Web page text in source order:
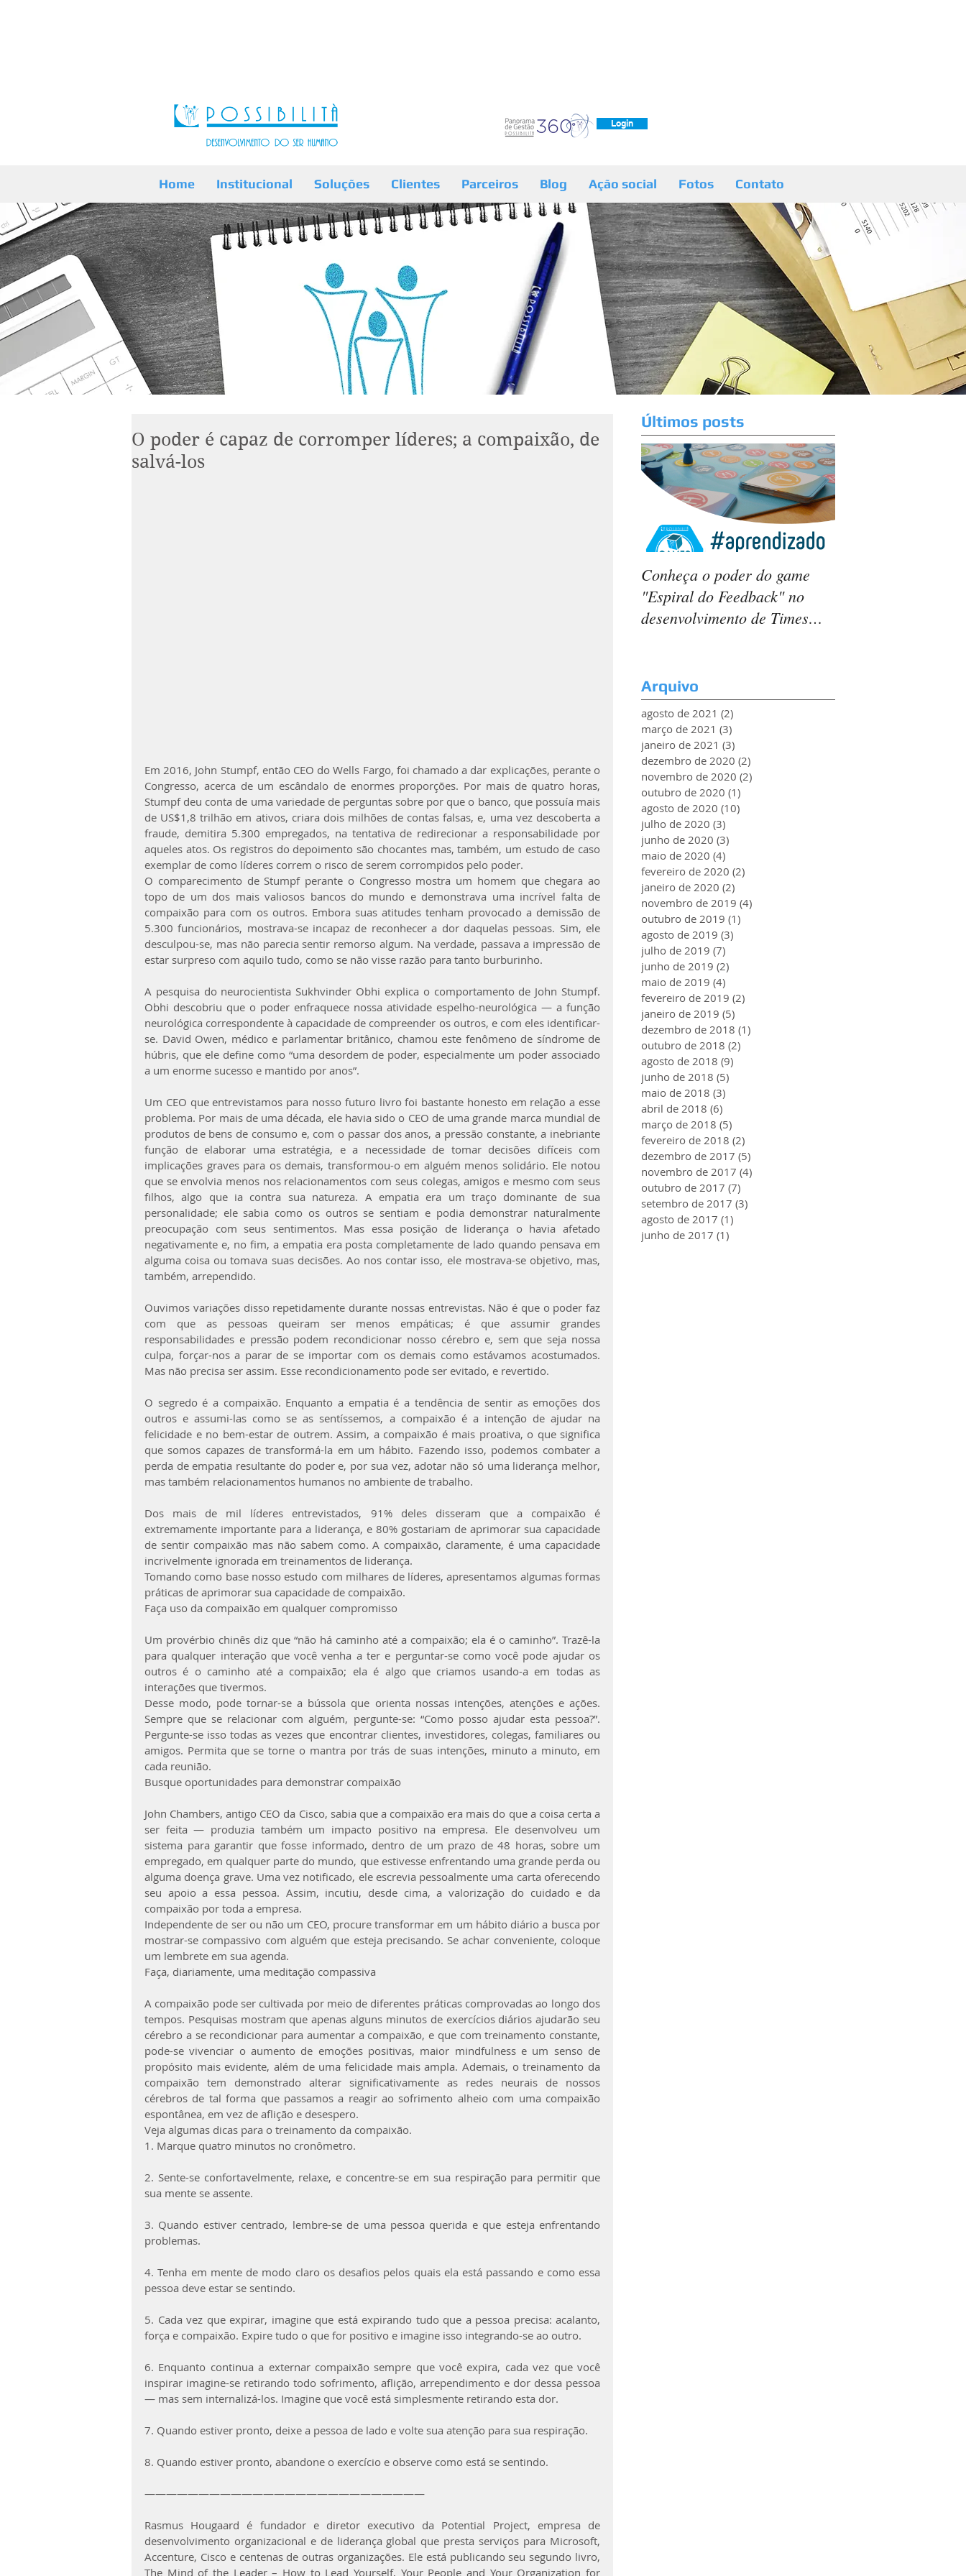
Login
Home Institucional Soluções Clientes Parceiros Blog Ação social Fotos Contato
O poder é capaz de corromper líderes; a compaixão, de
salvá-los
Em 2016, John Stumpf, então CEO do Wells Fargo, foi chamado a dar explicações, perante o
Congresso, acerca de um escândalo de enormes proporções. Por mais de quatro horas,
Stumpf deu conta de uma variedade de perguntas sobre por que o banco, que possuía mais
de US$1,8 trilhão em ativos, criara dois milhões de contas falsas, e, uma vez descoberta a
fraude, demitira 5.300 empregados, na tentativa de redirecionar a responsabilidade por
aqueles atos. Os registros do depoimento são chocantes mas, também, um estudo de caso
exemplar de como líderes correm o risco de serem corrompidos pelo poder.
O comparecimento de Stumpf perante o Congresso mostra um homem que chegara ao
topo de um dos mais valiosos bancos do mundo e demonstrava uma incrível falta de
compaixão para com os outros. Embora suas atitudes tenham provocado a demissão de
5.300 funcionários, mostrava-se incapaz de reconhecer a dor daquelas pessoas. Sim, ele
desculpou-se, mas não parecia sentir remorso algum. Na verdade, passava a impressão de
estar surpreso com aquilo tudo, como se não visse razão para tanto burburinho.
A pesquisa do neurocientista Sukhvinder Obhi explica o comportamento de John Stumpf.
Obhi descobriu que o poder enfraquece nossa atividade espelho-neurológica — a função
neurológica correspondente à capacidade de compreender os outros, e com eles identificar-
se. David Owen, médico e parlamentar britânico, chamou este fenômeno de síndrome de
húbris, que ele define como “uma desordem de poder, especialmente um poder associado
a um enorme sucesso e mantido por anos”.
Um CEO que entrevistamos para nosso futuro livro foi bastante honesto em relação a esse
problema. Por mais de uma década, ele havia sido o CEO de uma grande marca mundial de
produtos de bens de consumo e, com o passar dos anos, a pressão constante, a inebriante
função de elaborar uma estratégia, e a necessidade de tomar decisões difíceis com
implicações graves para os demais, transformou-o em alguém menos solidário. Ele notou
que se envolvia menos nos relacionamentos com seus colegas, amigos e mesmo com seus
filhos, algo que ia contra sua natureza. A empatia era um traço dominante de sua
personalidade; ele sabia como os outros se sentiam e podia demonstrar naturalmente
preocupação com seus sentimentos. Mas essa posição de liderança o havia afetado
negativamente e, no fim, a empatia era posta completamente de lado quando pensava em
alguma coisa ou tomava suas decisões. Ao nos contar isso, ele mostrava-se objetivo, mas,
também, arrependido.
Ouvimos variações disso repetidamente durante nossas entrevistas. Não é que o poder faz
com que as pessoas queiram ser menos empáticas; é que assumir grandes
responsabilidades e pressão podem recondicionar nosso cérebro e, sem que seja nossa
culpa, forçar-nos a parar de se importar com os demais como estávamos acostumados.
Mas não precisa ser assim. Esse recondicionamento pode ser evitado, e revertido.
O segredo é a compaixão. Enquanto a empatia é a tendência de sentir as emoções dos
outros e assumi-las como se as sentíssemos, a compaixão é a intenção de ajudar na
felicidade e no bem-estar de outrem. Assim, a compaixão é mais proativa, o que significa
que somos capazes de transformá-la em um hábito. Fazendo isso, podemos combater a
perda de empatia resultante do poder e, por sua vez, adotar não só uma liderança melhor,
mas também relacionamentos humanos no ambiente de trabalho.
Dos mais de mil líderes entrevistados, 91% deles disseram que a compaixão é
extremamente importante para a liderança, e 80% gostariam de aprimorar sua capacidade
de sentir compaixão mas não sabem como. A compaixão, claramente, é uma capacidade
incrivelmente ignorada em treinamentos de liderança.
Tomando como base nosso estudo com milhares de líderes, apresentamos algumas formas
práticas de aprimorar sua capacidade de compaixão.
Faça uso da compaixão em qualquer compromisso
Um provérbio chinês diz que “não há caminho até a compaixão; ela é o caminho”. Trazê-la
para qualquer interação que você venha a ter e perguntar-se como você pode ajudar os
outros é o caminho até a compaixão; ela é algo que criamos usando-a em todas as
interações que tivermos.
Desse modo, pode tornar-se a bússola que orienta nossas intenções, atenções e ações.
Sempre que se relacionar com alguém, pergunte-se: “Como posso ajudar esta pessoa?”.
Pergunte-se isso todas as vezes que encontrar clientes, investidores, colegas, familiares ou
amigos. Permita que se torne o mantra por trás de suas intenções, minuto a minuto, em
cada reunião.
Busque oportunidades para demonstrar compaixão
John Chambers, antigo CEO da Cisco, sabia que a compaixão era mais do que a coisa certa a
ser feita — produzia também um impacto positivo na empresa. Ele desenvolveu um
sistema para garantir que fosse informado, dentro de um prazo de 48 horas, sobre um
empregado, em qualquer parte do mundo, que estivesse enfrentando uma grande perda ou
alguma doença grave. Uma vez notificado, ele escrevia pessoalmente uma carta oferecendo
seu apoio a essa pessoa. Assim, incutiu, desde cima, a valorização do cuidado e da
compaixão por toda a empresa.
Independente de ser ou não um CEO, procure transformar em um hábito diário a busca por
mostrar-se compassivo com alguém que esteja precisando. Se achar conveniente, coloque
um lembrete em sua agenda.
Faça, diariamente, uma meditação compassiva
A compaixão pode ser cultivada por meio de diferentes práticas comprovadas ao longo dos
tempos. Pesquisas mostram que apenas alguns minutos de exercícios diários ajudarão seu
cérebro a se recondicionar para aumentar a compaixão, e que com treinamento constante,
pode-se vivenciar o aumento de emoções positivas, maior mindfulness e um senso de
propósito mais evidente, além de uma felicidade mais ampla. Ademais, o treinamento da
compaixão tem demonstrado alterar significativamente as redes neurais de nossos
cérebros de tal forma que passamos a reagir ao sofrimento alheio com uma compaixão
espontânea, em vez de aflição e desespero.
Veja algumas dicas para o treinamento da compaixão.
1. Marque quatro minutos no cronômetro.
2. Sente-se confortavelmente, relaxe, e concentre-se em sua respiração para permitir que
sua mente se assente.
3. Quando estiver centrado, lembre-se de uma pessoa querida e que esteja enfrentando
problemas.
4. Tenha em mente de modo claro os desafios pelos quais ela está passando e como essa
pessoa deve estar se sentindo.
5. Cada vez que expirar, imagine que está expirando tudo que a pessoa precisa: acalanto,
força e compaixão. Expire tudo o que for positivo e imagine isso integrando-se ao outro.
6. Enquanto continua a externar compaixão sempre que você expira, cada vez que você
inspirar imagine-se retirando todo sofrimento, aflição, arrependimento e dor dessa pessoa
— mas sem internalizá-los. Imagine que você está simplesmente retirando esta dor.
7. Quando estiver pronto, deixe a pessoa de lado e volte sua atenção para sua respiração.
8. Quando estiver pronto, abandone o exercício e observe como está se sentindo.
——————————————————————————
Rasmus Hougaard é fundador e diretor executivo da Potential Project, empresa de
desenvolvimento organizacional e de liderança global que presta serviços para Microsoft,
Accenture, Cisco e centenas de outras organizações. Ele está publicando seu segundo livro,
The Mind of the Leader – How to Lead Yourself, Your People and Your Organization for
Últimos posts
Conheça o poder do game
"Espiral do Feedback" no
desenvolvimento de Times
Arquivo
agosto de 2021 (2)
março de 2021 (3)
janeiro de 2021 (3)
dezembro de 2020 (2)
novembro de 2020 (2)
outubro de 2020 (1)
agosto de 2020 (10)
julho de 2020 (3)
junho de 2020 (3)
maio de 2020 (4)
fevereiro de 2020 (2)
janeiro de 2020 (2)
novembro de 2019 (4)
outubro de 2019 (1)
agosto de 2019 (3)
julho de 2019 (7)
junho de 2019 (2)
maio de 2019 (4)
fevereiro de 2019 (2)
janeiro de 2019 (5)
dezembro de 2018 (1)
outubro de 2018 (2)
agosto de 2018 (9)
junho de 2018 (5)
maio de 2018 (3)
abril de 2018 (6)
março de 2018 (5)
fevereiro de 2018 (2)
dezembro de 2017 (5)
novembro de 2017 (4)
outubro de 2017 (7)
setembro de 2017 (3)
agosto de 2017 (1)
junho de 2017 (1)